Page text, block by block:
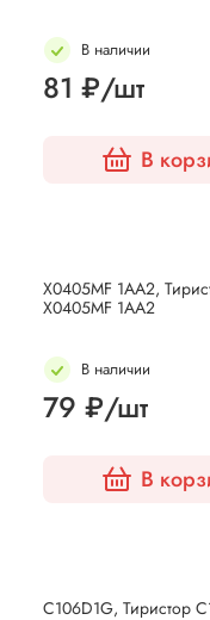
В наличии
81 ₽/шт
В
X0405MF 1AA2,
X0405MF 1AA2
В наличии
79 ₽/шт
В
C106D1G, Тиристор